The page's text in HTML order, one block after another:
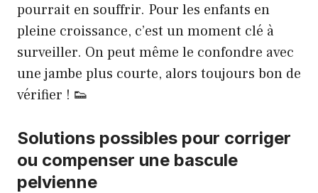
pourrait en souffrir. Pour les enfants en
pleine croissance, c’est un moment clé à
surveiller. On peut même le confondre avec
une jambe plus courte, alors toujours bon de
vérifier ! 👟
Solutions possibles pour corriger
ou compenser une bascule
pelvienne